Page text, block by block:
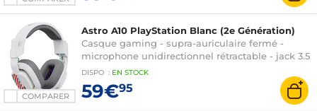
COMPARER
Astro A10 PlayStation Blanc (2e Génération)
Casque gaming - supra-auriculaire fermé -
microphone unidirectionnel rétractable - jack 3.5
mm - compatible PC/PlayStation 5/PlayStation 4
DISPO : EN STOCK
59€95